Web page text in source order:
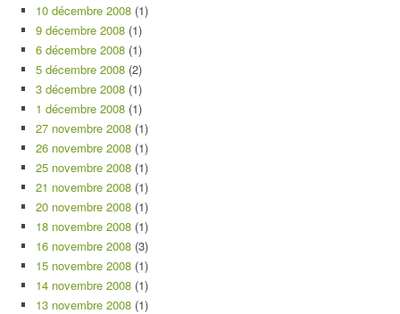
10 décembre 2008 (1)
9 décembre 2008 (1)
6 décembre 2008 (1)
5 décembre 2008 (2)
3 décembre 2008 (1)
1 décembre 2008 (1)
27 novembre 2008 (1)
26 novembre 2008 (1)
25 novembre 2008 (1)
21 novembre 2008 (1)
20 novembre 2008 (1)
18 novembre 2008 (1)
16 novembre 2008 (3)
15 novembre 2008 (1)
14 novembre 2008 (1)
13 novembre 2008 (1)